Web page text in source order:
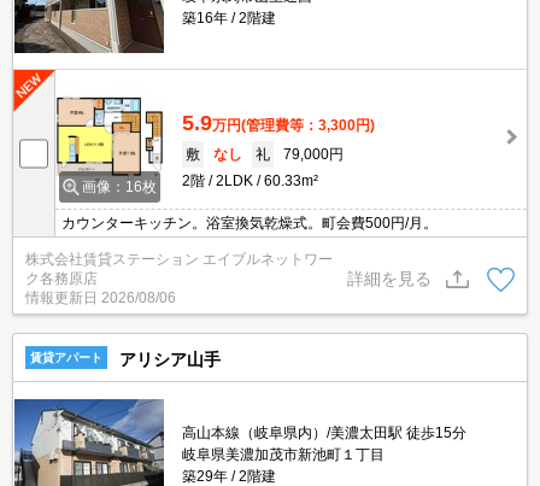
築16年
2階建
画像：16枚
5.9万円(管理費等：3,300円)
敷
なし 礼
79,000円
2階
2LDK 60.33m²
カウンターキッチン。浴室換気乾燥式。町会費500円/月。
株式会社賃貸ステーション エイブルネットワー
ク各務原店
情報更新日 2026/08/06
詳細を見る
賃貸アパート アリシア山手
高山本線（岐阜県内）/美濃太田駅 徒歩15分
岐阜県美濃加茂市新池町１丁目
築29年
2階建